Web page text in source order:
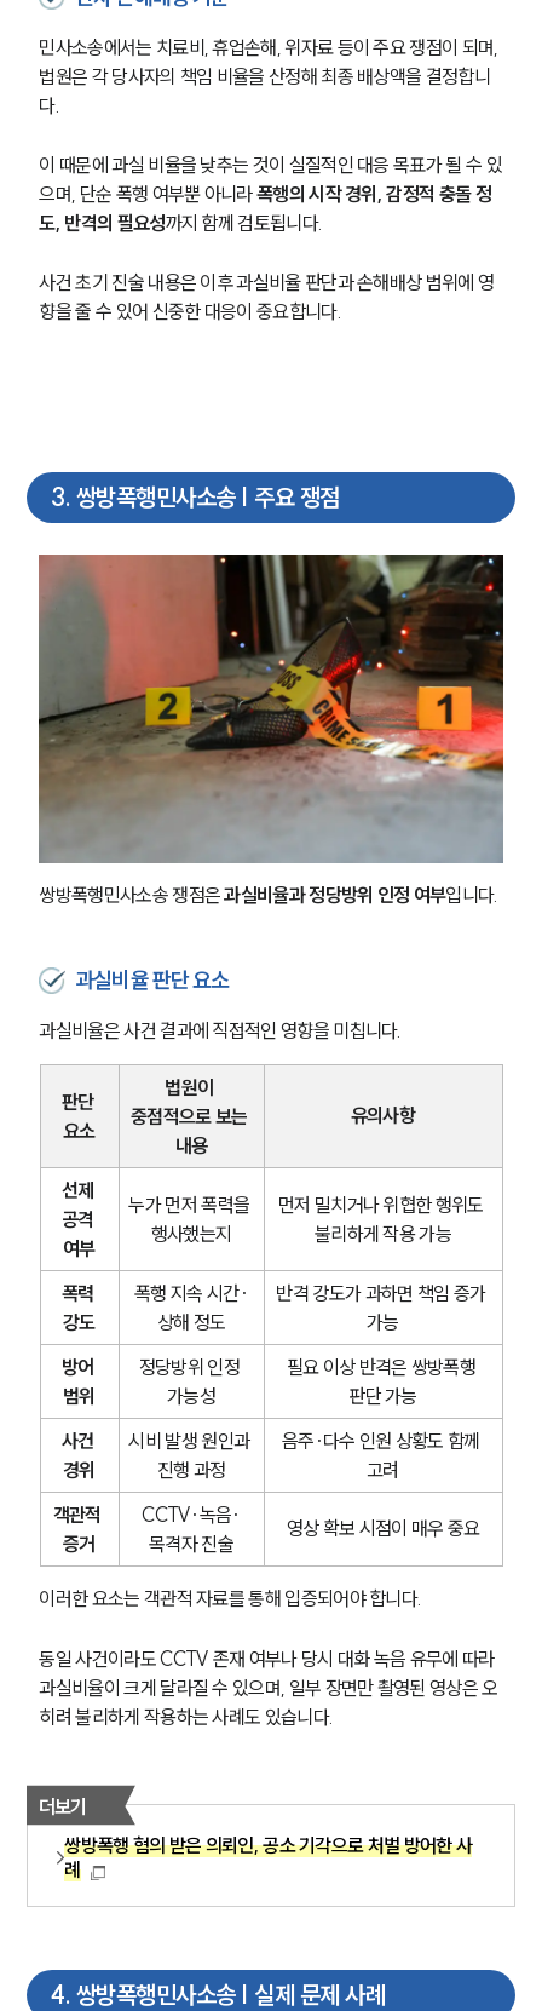
민사소송에서는 치료비, 휴업손해, 위자료 등이 주요 쟁점이 되며,
법원은 각 당사자의 책임 비율을 산정해 최종 배상액을 결정합니
다.
이 때문에 과실 비율을 낮추는 것이 실질적인 대응 목표가 될 수 있
으며, 단순 폭행 여부뿐 아니라 폭행의 시작 경위, 감정적 충돌 정
도, 반격의 필요성까지 함께 검토됩니다.
사건 초기 진술 내용은 이후 과실비율 판단과 손해배상 범위에 영
향을 줄 수 있어 신중한 대응이 중요합니다.
3. 쌍방폭행민사소송 | 주요 쟁점
쌍방폭행민사소송 쟁점은 과실비율과 정당방위 인정 여부입니다.
과실비율 판단 요소
과실비율은 사건 결과에 직접적인 영향을 미칩니다.
판단
요소
법원이
중점적으로 보는
내용
유의사항
선제
공격
여부
누가 먼저 폭력을
행사했는지
먼저 밀치거나 위협한 행위도
불리하게 작용 가능
폭력
강도
폭행 지속 시간·
상해 정도
반격 강도가 과하면 책임 증가
가능
방어
범위
정당방위 인정
가능성
필요 이상 반격은 쌍방폭행
판단 가능
사건
경위
시비 발생 원인과
진행 과정
음주·다수 인원 상황도 함께
고려
객관적
증거
CCTV·녹음·
목격자 진술
영상 확보 시점이 매우 중요
이러한 요소는 객관적 자료를 통해 입증되어야 합니다.
동일 사건이라도 CCTV 존재 여부나 당시 대화 녹음 유무에 따라
과실비율이 크게 달라질 수 있으며, 일부 장면만 촬영된 영상은 오
히려 불리하게 작용하는 사례도 있습니다.
더보기
쌍방폭행 혐의 받은 의뢰인, 공소 기각으로 처벌 방어한 사
례
4. 쌍방폭행민사소송 | 실제 문제 사례